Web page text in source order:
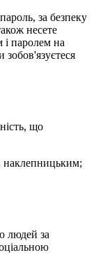
за безпеку
несете
і паролем на
зобов'язуєтеся
що
наклепницьким;
людей за